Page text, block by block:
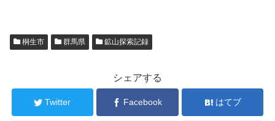
桐生市 群馬県 鉱山探索記録
シェアする
Twitter Facebook はてブ